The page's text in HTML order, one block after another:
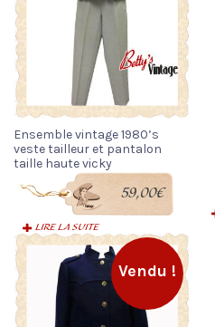
Ensemble vintage 1980’s
veste tailleur et pantalon
taille haute vicky
59,00€
LIRE LA SUITE
Vendu !